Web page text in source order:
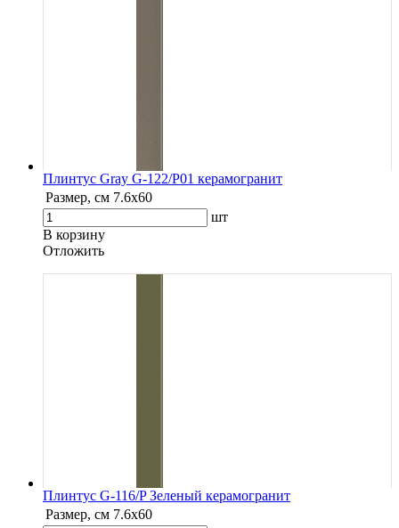
Плинтус Gray G-122/P01 керамогранит
Размер, см 7.6х60
шт
В корзину
Oтложить
Плинтус G-116/P Зеленый керамогранит
Размер, см 7.6х60